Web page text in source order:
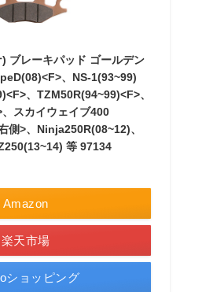
ブレーキパッド ゴールデン
、NS-1(93~99)
、TZM50R(94~99)<F>、
スカイウェイブ400
側>、Ninja250R(08~12)、
等 97134
Amazon
楽天市場
ショッピング